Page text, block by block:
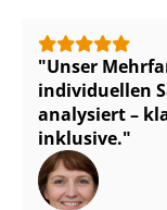
Unser
individuellen
analysiert –
inklusive.